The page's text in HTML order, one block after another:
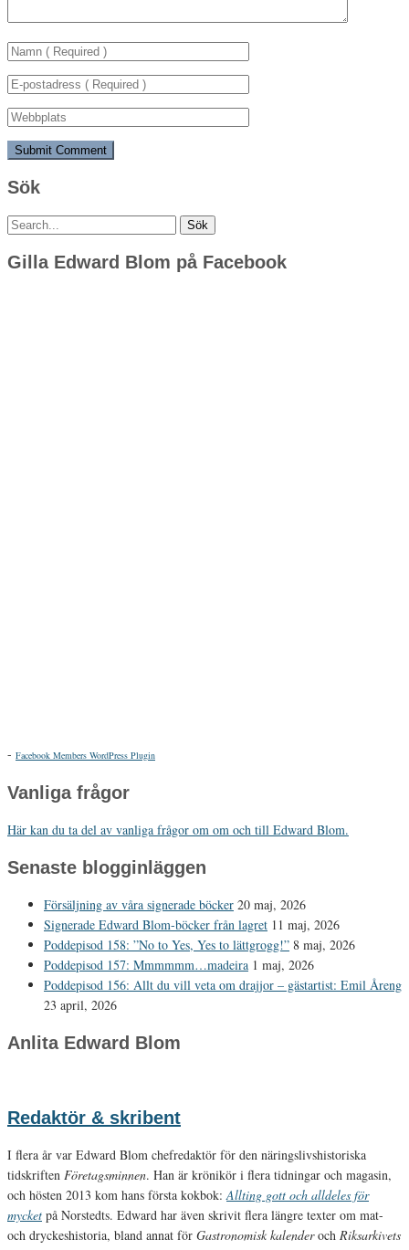
Sök
Sök
Gilla Edward Blom på Facebook
- Facebook Members WordPress Plugin
Vanliga frågor
Här kan du ta del av vanliga frågor om om och till Edward Blom.
Senaste blogginläggen
Försäljning av våra signerade böcker 20 maj, 2026
Signerade Edward Blom-böcker från lagret 11 maj, 2026
Poddepisod 158: ”No to Yes, Yes to lättgrogg!” 8 maj, 2026
Poddepisod 157: Mmmmmm…madeira 1 maj, 2026
Poddepisod 156: Allt du vill veta om drajjor – gästartist: Emil Åreng
23 april, 2026
Anlita Edward Blom
Redaktör & skribent
I flera år var Edward Blom chefredaktör för den näringslivshistoriska
tidskriften Företagsminnen. Han är krönikör i flera tidningar och magasin,
och hösten 2013 kom hans första kokbok:Allting gott och alldeles för
mycket på Norstedts. Edward har även skrivit flera längre texter om mat-
och dryckeshistoria, bland annat för Gastronomisk kalenderoch Riksarkivets